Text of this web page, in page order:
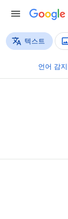
번역 방법
텍스트
언어 감지